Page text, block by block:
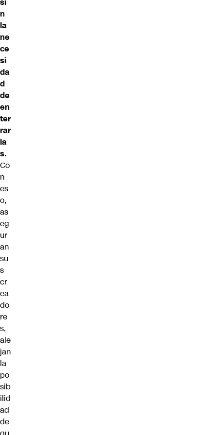
n
la
ne
ce
si
da
d
de
en
ter
rar
la
s.
Co
n
es
o,
as
eg
ur
an
su
s
cr
ea
do
re
s,
ale
jan
la
po
sib
ilid
ad
de